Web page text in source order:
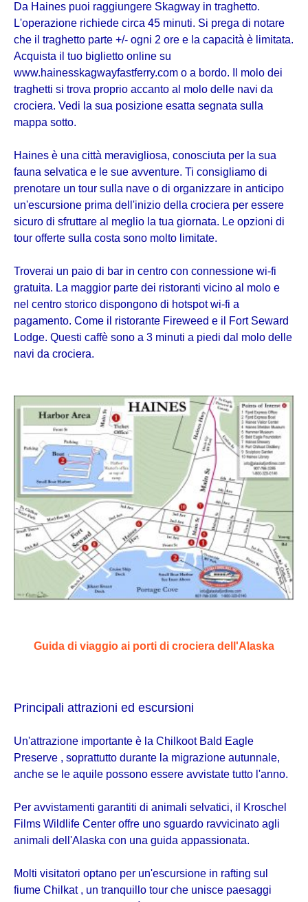
Da Haines puoi raggiungere Skagway in traghetto.
L'operazione richiede circa 45 minuti. Si prega di notare
che il traghetto parte +/- ogni 2 ore e la capacità è limitata.
Acquista il tuo biglietto online su
www.hainesskagwayfastferry.com o a bordo. Il molo dei
traghetti si trova proprio accanto al molo delle navi da
crociera. Vedi la sua posizione esatta segnata sulla
mappa sotto.
Haines è una città meravigliosa, conosciuta per la sua
fauna selvatica e le sue avventure. Ti consigliamo di
prenotare un tour sulla nave o di organizzare in anticipo
un'escursione prima dell'inizio della crociera per essere
sicuro di sfruttare al meglio la tua giornata. Le opzioni di
tour offerte sulla costa sono molto limitate.
Troverai un paio di bar in centro con connessione wi-fi
gratuita. La maggior parte dei ristoranti vicino al molo e
nel centro storico dispongono di hotspot wi-fi a
pagamento. Come il ristorante Fireweed e il Fort Seward
Lodge. Questi caffè sono a 3 minuti a piedi dal molo delle
navi da crociera.
Guida di viaggio ai porti di crociera dell'Alaska
Principali attrazioni ed escursioni
Un'attrazione importante è la Chilkoot Bald Eagle
Preserve , soprattutto durante la migrazione autunnale,
anche se le aquile possono essere avvistate tutto l'anno.
Per avvistamenti garantiti di animali selvatici, il Kroschel
Films Wildlife Center offre uno sguardo ravvicinato agli
animali dell'Alaska con una guida appassionata.
Molti visitatori optano per un'escursione in rafting sul
fiume Chilkat , un tranquillo tour che unisce paesaggi